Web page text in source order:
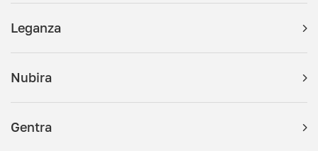
Leganza
Nubira
Gentra